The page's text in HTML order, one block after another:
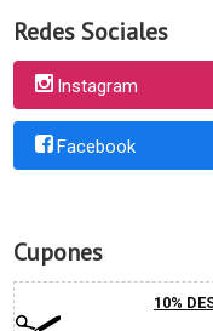
Redes Sociales
Instagram
Facebook
Cupones
10%